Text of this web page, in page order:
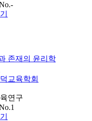
존재의 윤리학
교육학회
연구